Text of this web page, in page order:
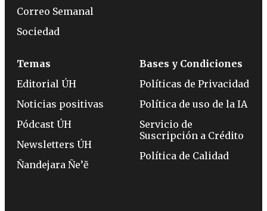
Correo Semanal
Sociedad
Temas
Editorial ÚH
Noticias positivas
Pódcast ÚH
Newsletters ÚH
Ñandejara Ñe’ẽ
Bases y Condiciones
Políticas de Privacidad
Política de uso de la IA
Servicio de
Suscripción a Crédito
Política de Calidad